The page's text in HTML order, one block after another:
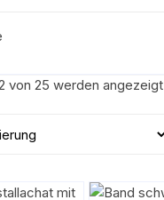
von 25 werden angezeigt